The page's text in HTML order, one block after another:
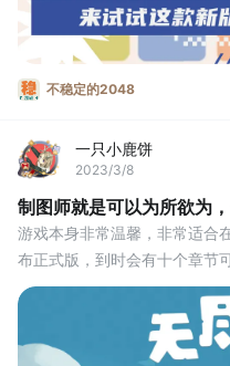
不稳定的2048
一只小鹿饼
2023/3/8
制图师就是可以为所欲为
游戏本身非常温馨，非常适合
布正式版，到时会有十个章节
利#游戏推荐#国产游戏